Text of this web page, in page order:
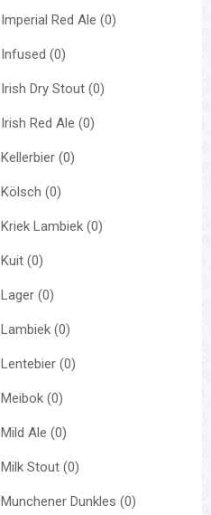
Imperial Red Ale (0)
Infused (0)
Irish Dry Stout (0)
Irish Red Ale (0)
Kellerbier (0)
Kölsch (0)
Kriek Lambiek (0)
Kuit (0)
Lager (0)
Lambiek (0)
Lentebier (0)
Meibok (0)
Mild Ale (0)
Milk Stout (0)
Munchener Dunkles (0)